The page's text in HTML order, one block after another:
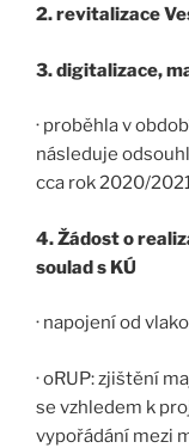
2. revitalizace
3. digitalizace,
· proběhla v
následuje
cca rok 2020/
4. Žádost o
soulad s KÚ
· napojení od
· oRUP: zjištění
se vzhledem k
vypořádání mezi